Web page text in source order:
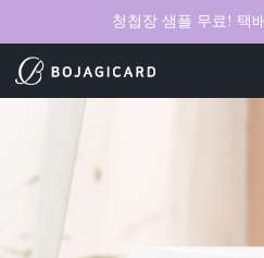
청첩장 샘플 무료! 택